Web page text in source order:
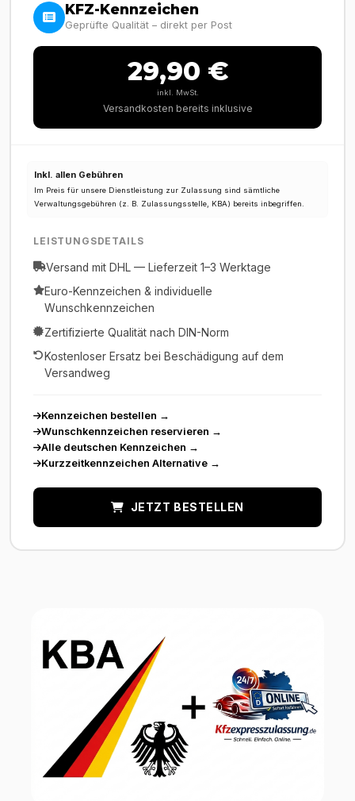
KFZ-Kennzeichen
Geprüfte Qualität – direkt per Post
29,90 €
inkl. MwSt.
Versandkosten bereits inklusive
Inkl. allen Gebühren
Im Preis für unsere Dienstleistung zur Zulassung sind sämtliche
Verwaltungsgebühren (z. B. Zulassungsstelle, KBA) bereits inbegriffen.
LEISTUNGSDETAILS
Versand mit DHL — Lieferzeit 1–3 Werktage
Euro-Kennzeichen & individuelle
Wunschkennzeichen
Zertifizierte Qualität nach DIN-Norm
Kostenloser Ersatz bei Beschädigung auf dem
Versandweg
Kennzeichen bestellen →
Wunschkennzeichen reservieren →
Alle deutschen Kennzeichen →
Kurzzeitkennzeichen Alternative →
JETZT BESTELLEN